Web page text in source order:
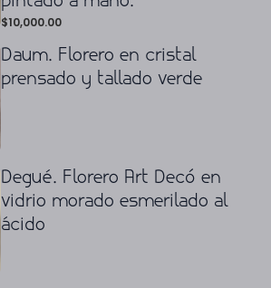
$10,000.00
Daum. Florero en cristal
prensado y tallado verde
Degué. Florero Art Decó en
vidrio morado esmerilado al
ácido